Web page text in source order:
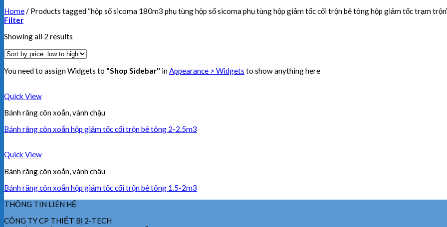
Home/ Products tagged “hộp số sicoma 180m3 phụ tùng hộp số sicoma phụ tùng hộp giảm tốc cối trộn bê tông hộp giảm tốc trạm
Filter
Showing all 2 results
You need to assign Widgets to "Shop Sidebar" inAppearance > Widgets to show anything here
Quick View
Bánh răng côn xoắn, vành chậu
Bánh răng côn xoắn hộp giảm tốc cối trộn bê tông 2-2.5m3
Quick View
Bánh răng côn xoắn, vành chậu
Bánh răng côn xoắn hộp giảm tốc cối trộn bê tông 1.5-2m3
THÔNG TIN LIÊN HỆ
CÔNG TY CP THIẾT BỊ 2-TECH